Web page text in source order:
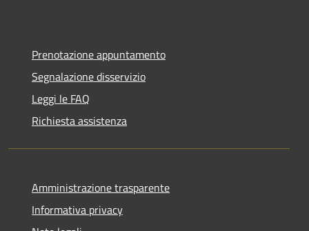
Prenotazione appuntamento
Segnalazione disservizio
Leggi le FAQ
Richiesta assistenza
Amministrazione trasparente
Informativa privacy